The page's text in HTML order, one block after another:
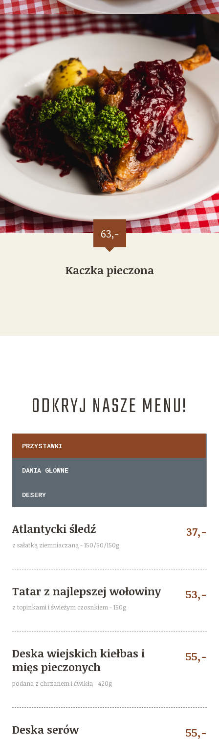
63,-
Kaczka pieczona
ODKRYJ NASZE MENU!
PRZYSTAWKI
DANIA GŁÓWNE
DESERY
Atlantycki śledź 37,-
z sałatką ziemniaczaną - 150/50/150g
Tatar z najlepszej wołowiny 53,-
z topinkami i świeżym czosnkiem - 150g
Deska wiejskich kiełbas i
mięs pieczonych
55,-
podana z chrzanem i ćwikłą - 420g
Deska serów 55,-